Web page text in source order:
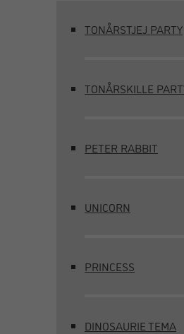
TONÅRSTJEJ PARTY
TONÅRSKILLE
PETER RABBIT
UNICORN
PRINCESS
DINOSAURIE TEMA